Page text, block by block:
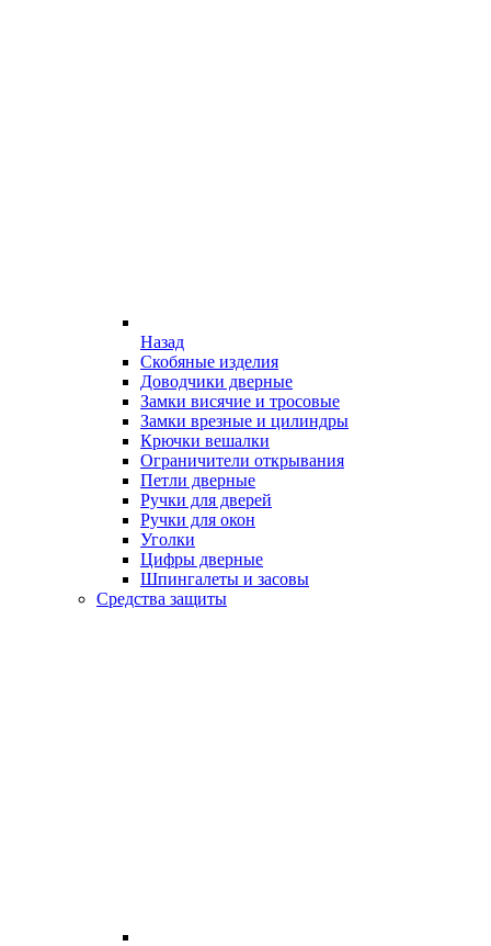
Назад
Скобяные изделия
Доводчики дверные
Замки висячие и тросовые
Замки врезные и цилиндры
Крючки вешалки
Ограничители открывания
Петли дверные
Ручки для дверей
Ручки для окон
Уголки
Цифры дверные
Шпингалеты и засовы
Средства защиты